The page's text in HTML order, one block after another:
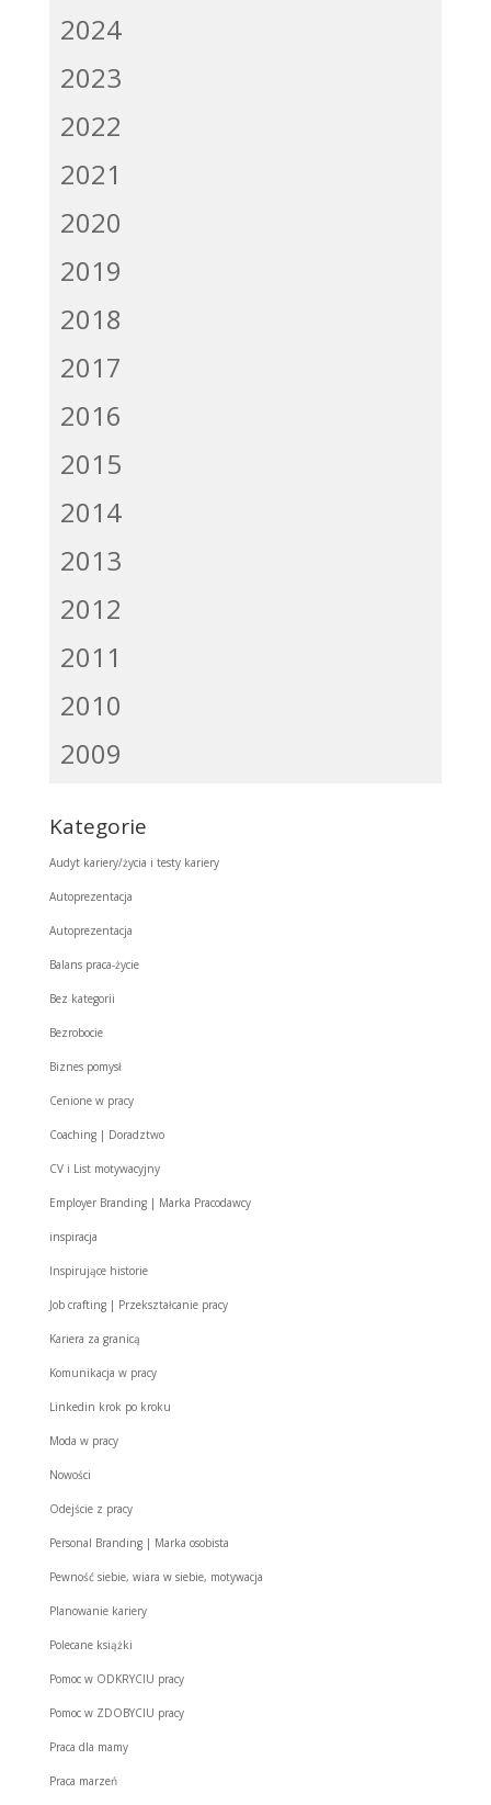
2024
2023
2022
2021
2020
2019
2018
2017
2016
2015
2014
2013
2012
2011
2010
2009
Kategorie
Audyt kariery/życia i testy kariery
Autoprezentacja
Autoprezentacja
Balans praca-życie
Bez kategorii
Bezrobocie
Biznes pomysł
Cenione w pracy
Coaching | Doradztwo
CV i List motywacyjny
Employer Branding | Marka Pracodawcy
inspiracja
Inspirujące historie
Job crafting | Przekształcanie pracy
Kariera za granicą
Komunikacja w pracy
Linkedin krok po kroku
Moda w pracy
Nowości
Odejście z pracy
Personal Branding | Marka osobista
Pewność siebie, wiara w siebie, motywacja
Planowanie kariery
Polecane książki
Pomoc w ODKRYCIU pracy
Pomoc w ZDOBYCIU pracy
Praca dla mamy
Praca marzeń